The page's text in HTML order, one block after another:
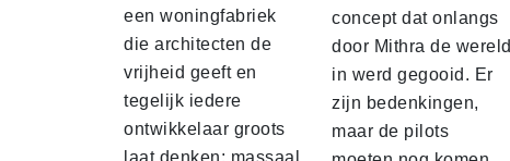
een woningfabriek
die architecten de
vrijheid geeft en
tegelijk iedere
ontwikkelaar groots
laat denken; massaal
concept dat onlangs
door Mithra de wereld
in werd gegooid. Er
zijn bedenkingen,
maar de pilots